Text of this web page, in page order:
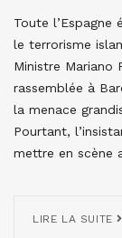
Toute
le terrorisme
Ministre Mariano
rassemblée à
la menace
Pourtant,
mettre en scène
LIRE LA SUITE